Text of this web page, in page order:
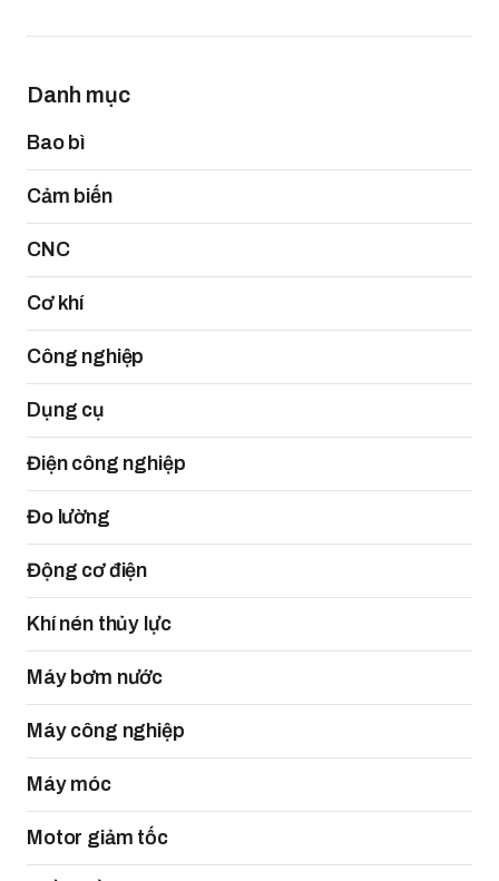
Danh mục
Bao bì
Cảm biến
CNC
Cơ khí
Công nghiệp
Dụng cụ
Điện công nghiệp
Đo lường
Động cơ điện
Khí nén thủy lực
Máy bơm nước
Máy công nghiệp
Máy móc
Motor giảm tốc